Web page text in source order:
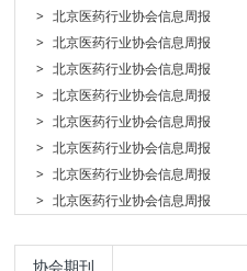
> 北京医药行业协会信息周报
> 北京医药行业协会信息周报
> 北京医药行业协会信息周报
> 北京医药行业协会信息周报
> 北京医药行业协会信息周报
> 北京医药行业协会信息周报
> 北京医药行业协会信息周报
> 北京医药行业协会信息周报
协会期刊